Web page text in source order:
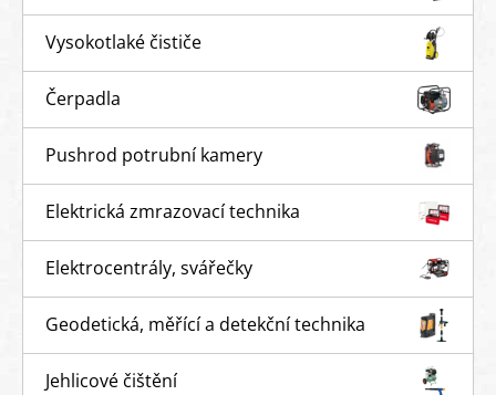
Vysokotlaké čističe
Čerpadla
Pushrod potrubní kamery
Elektrická zmrazovací technika
Elektrocentrály, svářečky
Geodetická, měřící a detekční technika
Jehlicové čištění